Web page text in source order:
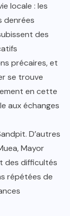
locale : les
denrées
des
précaires, et
se trouve
en cette
aux échanges
D’autres
Mayor
des difficultés
répétées de